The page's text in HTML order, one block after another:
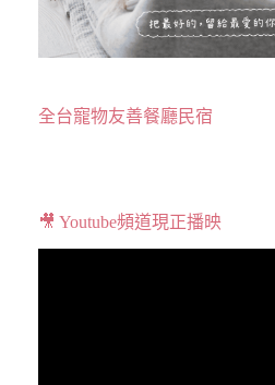
全台寵物友善餐廳民宿
🎥 Youtube頻道現正播映